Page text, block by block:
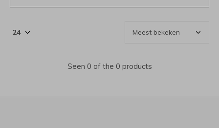
Seen 0 of the 0 products